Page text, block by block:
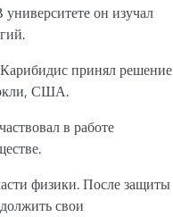
он изучал
принял решение
США.
в работе
физики. После защиты
свои